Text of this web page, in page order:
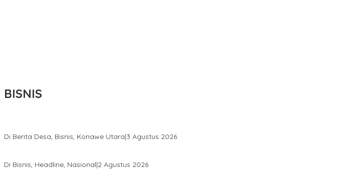
BISNIS
Di Berita Desa, Bisnis, Konawe Utara|3 Agustus 2026
Di Bisnis, Headline, Nasional|2 Agustus 2026